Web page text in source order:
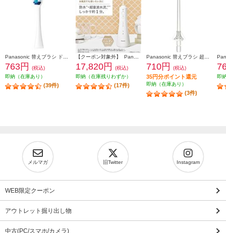
763円
(税込)
即納（在庫あり）
(39件)
17,820円
(税込)
即納（在庫残りわずか）
(17件)
710円 (税込)
35円分ポイント還元
即納（在庫あり）
(3件)
即
メルマガ 旧Twitter Instagram
WEB限定クーポン
アウトレット掘り出し物
中古(PC/スマホ/カメラ)